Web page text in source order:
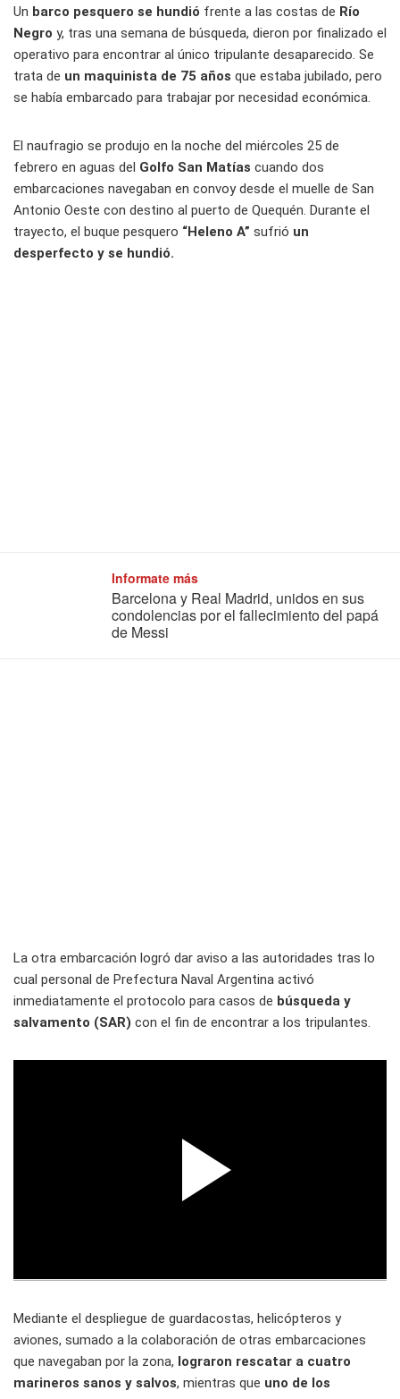
Un barco pesquero se hundió frente a las costas de Río
Negro y, tras una semana de búsqueda, dieron por finalizado el
operativo para encontrar al único tripulante desaparecido. Se
trata de un maquinista de 75 años que estaba jubilado, pero
se había embarcado para trabajar por necesidad económica.
El naufragio se produjo en la noche del miércoles 25 de
febrero en aguas del Golfo San Matías cuando dos
embarcaciones navegaban en convoy desde el muelle de San
Antonio Oeste con destino al puerto de Quequén. Durante el
trayecto, el buque pesquero “Heleno A” sufrió un
desperfecto y se hundió.
Informate más
Barcelona y Real Madrid, unidos en sus
condolencias por el fallecimiento del papá
de Messi
La otra embarcación logró dar aviso a las autoridades tras lo
cual personal de Prefectura Naval Argentina activó
inmediatamente el protocolo para casos de búsqueda y
salvamento (SAR) con el fin de encontrar a los tripulantes.
Mediante el despliegue de guardacostas, helicópteros y
aviones, sumado a la colaboración de otras embarcaciones
que navegaban por la zona, lograron rescatar a cuatro
marineros sanos y salvos, mientras que uno de los